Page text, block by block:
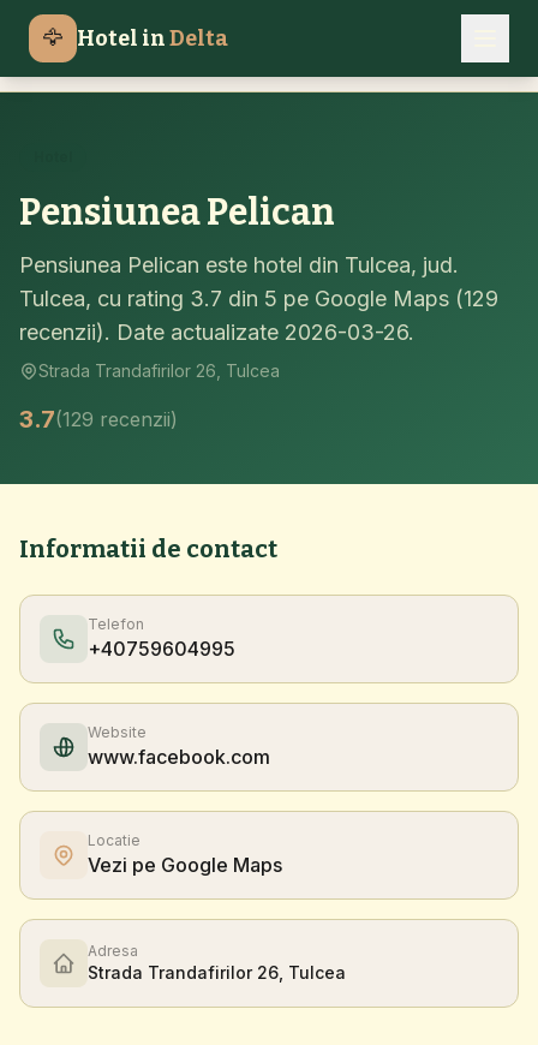
🦅 Hotel inDelta
AcasaHoteluri Delta Dunarii
Pensiunea Pelican
Pensiunea Pelican este hotel din Tulcea, jud.
Tulcea, cu rating 3.7 din 5 pe Google Maps (129
recenzii). Date actualizate 2026-03-26.
Strada Trandafirilor 26, Tulcea
3.7(129 recenzii)
Informatii de contact
Telefon
+40759604995
Website
www.facebook.com
Locatie
Vezi pe Google Maps
Adresa
Strada Trandafirilor 26, Tulcea